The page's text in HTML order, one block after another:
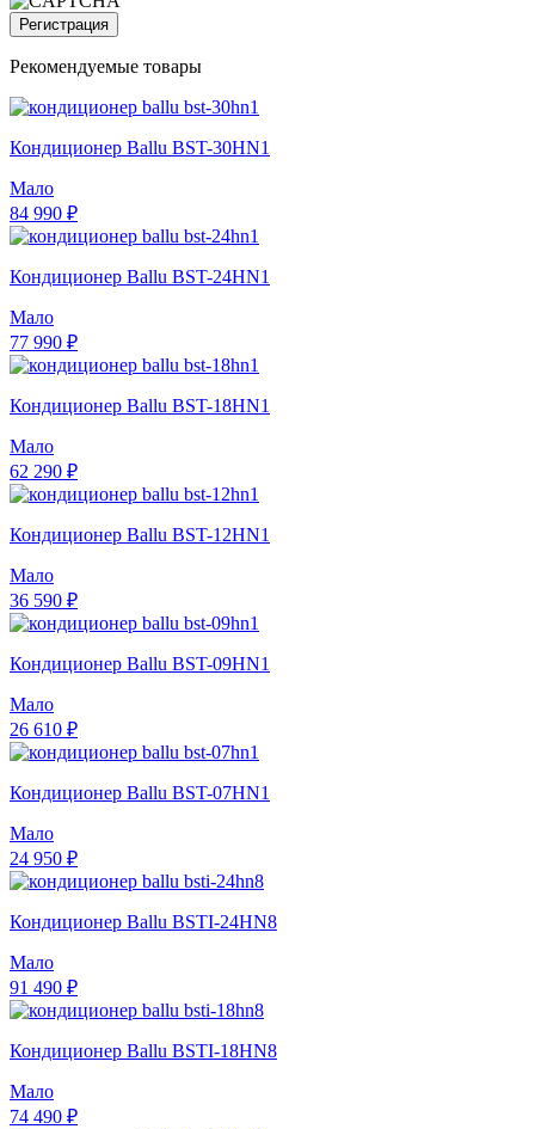
Регистрация
Рекомендуемые товары
Кондиционер Ballu BST-30HN1
Мало
84 990 ₽
Кондиционер Ballu BST-24HN1
Мало
77 990 ₽
Кондиционер Ballu BST-18HN1
Мало
62 290 ₽
Кондиционер Ballu BST-12HN1
Мало
36 590 ₽
Кондиционер Ballu BST-09HN1
Мало
26 610 ₽
Кондиционер Ballu BST-07HN1
Мало
24 950 ₽
Кондиционер Ballu BSTI-24HN8
Мало
91 490 ₽
Кондиционер Ballu BSTI-18HN8
Мало
74 490 ₽